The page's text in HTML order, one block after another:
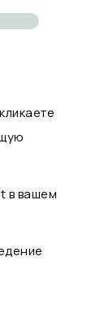
в вашем